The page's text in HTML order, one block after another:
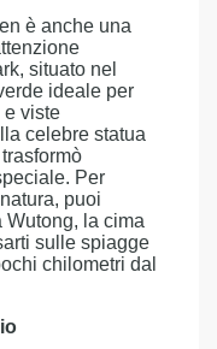
è anche una
situato nel
ideale per
e viste
celebre statua
Per
puoi
la cima
sulle spiagge
chilometri dal